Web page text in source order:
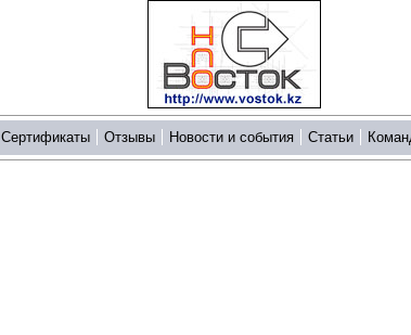
Сертификаты Отзывы Новости и события Статьи